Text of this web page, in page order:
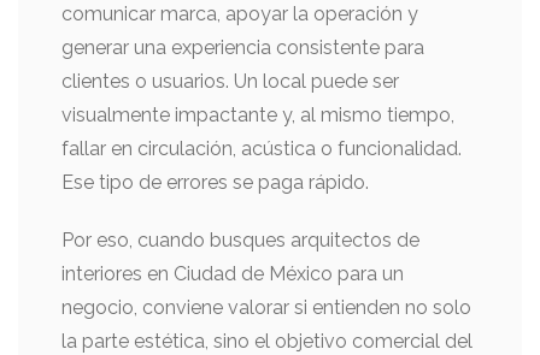
comunicar marca, apoyar la operación y
generar una experiencia consistente para
clientes o usuarios. Un local puede ser
visualmente impactante y, al mismo tiempo,
fallar en circulación, acústica o funcionalidad.
Ese tipo de errores se paga rápido.
Por eso, cuando busques arquitectos de
interiores en Ciudad de México para un
negocio, conviene valorar si entienden no solo
la parte estética, sino el objetivo comercial del